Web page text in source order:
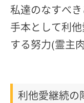
私達のなすべ
手本として利
する努力(霊主
利他愛継続の